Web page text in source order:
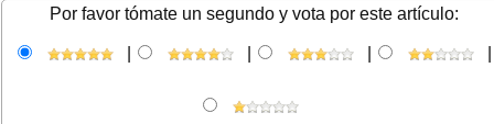
Por favor tómate un segundo y vota por este artículo: